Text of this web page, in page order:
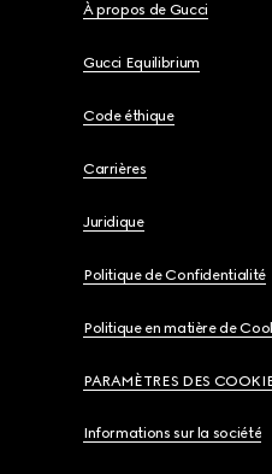
À propos de Gucci
Gucci Equilibrium
Code éthique
Carrières
Juridique
Politique de Confidentialité
Politique en matière de
PARAMÈTRES DES
Informations sur la société